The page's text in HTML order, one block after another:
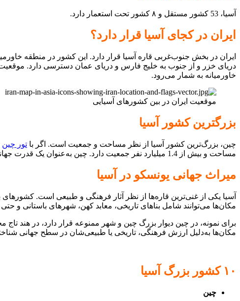
آسیا، 53 کشور مستقل و ۸ کشور تحت استعمار دارد.
ایران در کجای آسیا قرار دارد؟
ایران در بخش جنوب‌غربی قاره آسیا قرار دارد. این کشور در منطقه
دریای خزر و از جنوب به خلیج فارس و دریای عمان دسترسی دارد. موقعیت
خاورمیانه به شمار می‌رود.
موقعیت ایران در بین کشورهای آسیایی
بزرگترین کشور آسیا
چین، بزرگ‌ترین کشور آسیا از نظر مساحت و جمعیت است. اگر با تور چین
مساحت و بیش از 1.4 میلیارد نفر جمعیت دارد. چین به‌عنوان یک قدرت جهانی در حوزه‌های اقتصادی، سیاسی، علمی و نظامی شناخته می‌شود.
میراث جهانی یونسکو در آسیا
آسیا یکی از غنی‌ترین قاره‌ها از نظر آثار فرهنگی و طبیعی است. کشورهای
مکان‌ها می‌توانند شامل بناهای تاریخی، معابد کهن، شهرهای باستانی
برای نمونه، در چین دیوار بزرگ چین و شهر ممنوعه قرار دارد، در هند
مکان‌ها به‌دلیل ارزش فرهنگی، تاریخی یا طبیعی‌شان در سطح جهانی
۱۰ کشور بزرگ آسیا
چین